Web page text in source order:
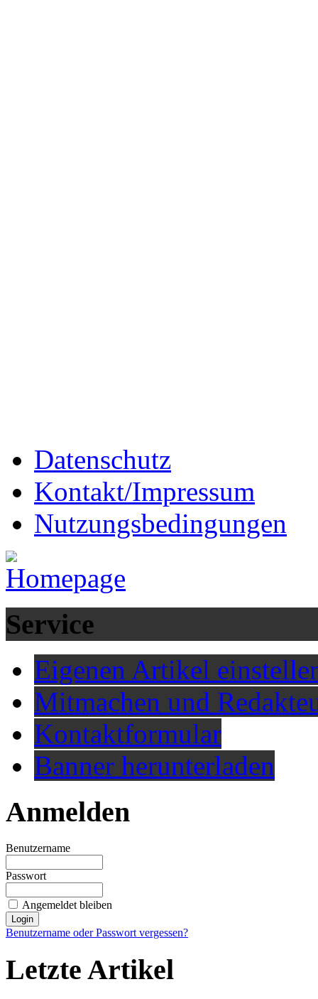
Datenschutz
Kontakt/Impressum
Nutzungsbedingungen
Service
Eigenen Artikel
Mitmachen und
Kontaktformular
Banner herunterladen
Anmelden
Benutzername
Passwort
Angemeldet bleiben
Benutzername oder Passwort vergessen?
Letzte Artikel